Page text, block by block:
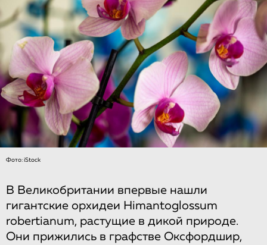
Фото: iStock
В Великобритании впервые нашли
гигантские орхидеи Himantoglossum
robertianum, растущие в дикой природе.
Они прижились в графстве Оксфордшир,